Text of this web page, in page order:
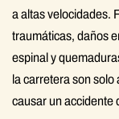
a altas velocidades.
traumáticas, daños
espinal y
la carretera son solo
causar un accidente